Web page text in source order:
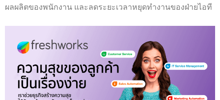
ผลผลิตของพนักงาน และลดระยะเวลาหยุดทำงานของฝ่ายไอที